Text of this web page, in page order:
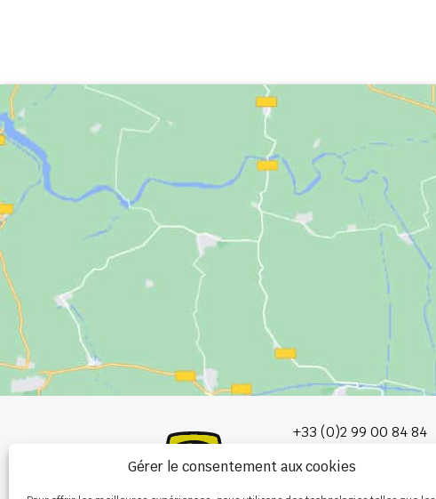
Gérer le consentement aux cookies
+33 (0)2 99 00 84 84
info@burel-